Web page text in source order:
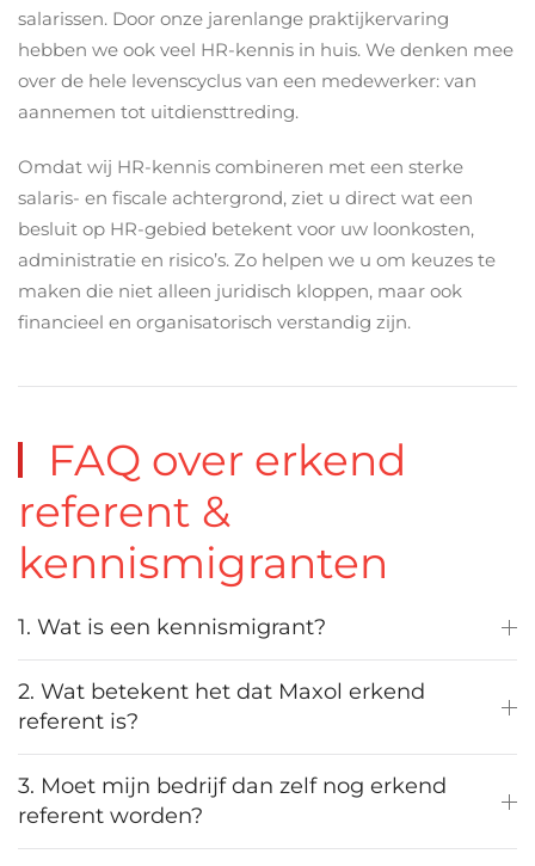
salarissen. Door onze jarenlange praktijkervaring
hebben we ook veel HR-kennis in huis. We denken mee
over de hele levenscyclus van een medewerker: van
aannemen tot uitdiensttreding.
Omdat wij HR-kennis combineren met een sterke
salaris- en fiscale achtergrond, ziet u direct wat een
besluit op HR-gebied betekent voor uw loonkosten,
administratie en risico’s. Zo helpen we u om keuzes te
maken die niet alleen juridisch kloppen, maar ook
financieel en organisatorisch verstandig zijn.
FAQ over erkend
referent &
kennismigranten
1. Wat is een kennismigrant?
2. Wat betekent het dat Maxol erkend
referent is?
3. Moet mijn bedrijf dan zelf nog erkend
referent worden?